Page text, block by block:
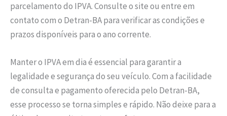
parcelamento do IPVA. Consulte o site ou entre em
contato com o Detran-BA para verificar as condições e
prazos disponíveis para o ano corrente.
Manter o IPVA em dia é essencial para garantir a
legalidade e segurança do seu veículo. Com a facilidade
de consulta e pagamento oferecida pelo Detran-BA,
esse processo se torna simples e rápido. Não deixe para a